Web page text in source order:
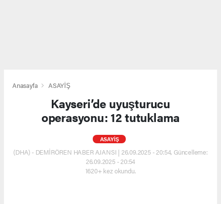
Anasayfa ASAYİŞ
Kayseri’de uyuşturucu
operasyonu: 12 tutuklama
ASAYİŞ
(DHA) - DEMİRÖREN HABER AJANSI | 26.09.2025 - 20:54, Güncelleme:
26.09.2025 - 20:54
1620+ kez okundu.